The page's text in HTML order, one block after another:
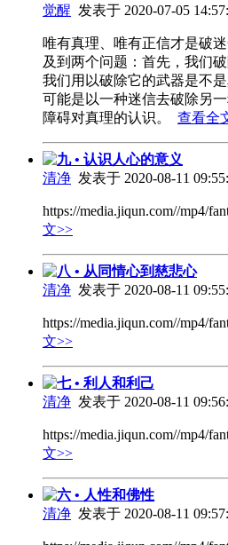
觉醒 发表于 2020-07-05
唯有真理、唯有正信才是破
及到两个问题：首先，我们
我们用以破除它的武器是不
可能是以一种迷信去破除另
障碍对真理的认识。 查看全
九 • 认识人心的意义
清净 发表于 2020-08-11
https://media.jiqun.com//mp4/
文>>
八 • 从同情心到慈悲心
清净 发表于 2020-08-11
https://media.jiqun.com//mp4/
文>>
七 • 利人和利己
清净 发表于 2020-08-11
https://media.jiqun.com//mp4/
文>>
六 • 人性和佛性
清净 发表于 2020-08-11